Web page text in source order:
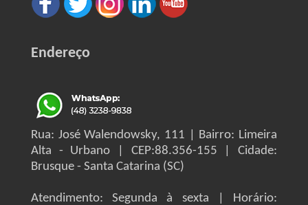
Endereço
Rua: José Walendowsky, 111 | Bairro: Limeira
Alta - Urbano | CEP:88.356-155 | Cidade:
Brusque - Santa Catarina (SC)
Atendimento: Segunda à sexta | Horário: